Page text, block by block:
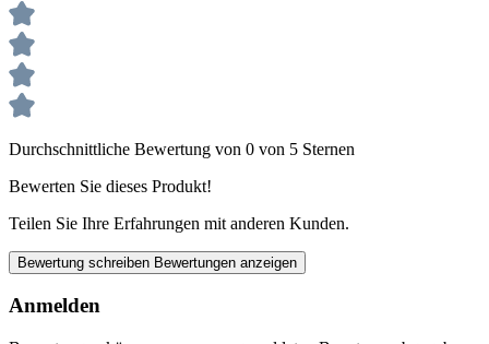
Durchschnittliche Bewertung von 0 von 5 Sternen
Bewerten Sie dieses Produkt!
Teilen Sie Ihre Erfahrungen mit anderen Kunden.
Bewertung schreiben Bewertungen anzeigen
Anmelden